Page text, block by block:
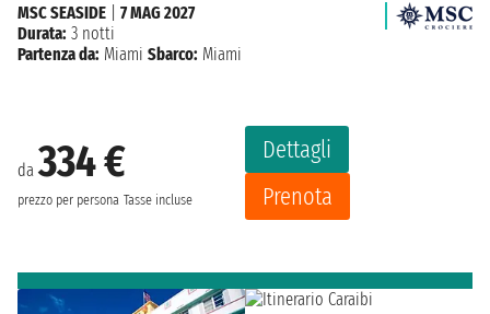
da334 €
prezzo per persona Tasse incluse
Dettagli
Prenota
MSC SEASIDE
7 MAG 2027
Durata: 3 notti
Partenza da: Miami Sbarco: Miami